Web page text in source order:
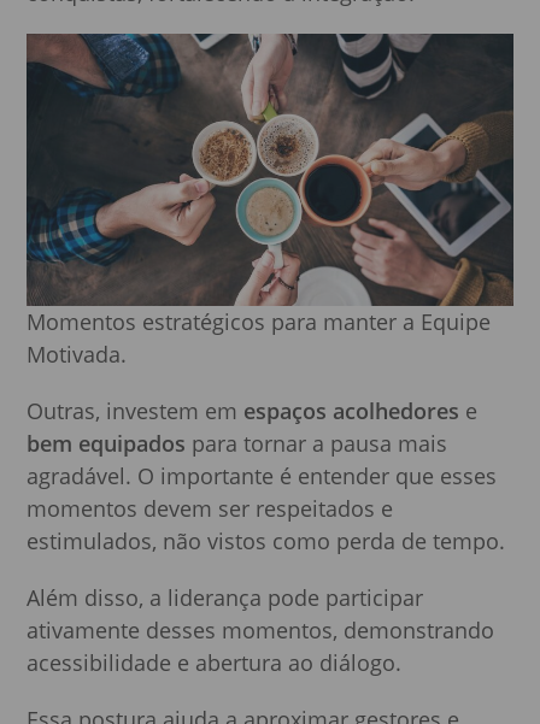
Momentos estratégicos para manter a Equipe
Motivada.
Outras, investem em espaços acolhedores e
bem equipados para tornar a pausa mais
agradável. O importante é entender que esses
momentos devem ser respeitados e
estimulados, não vistos como perda de tempo.
Além disso, a liderança pode participar
ativamente desses momentos, demonstrando
acessibilidade e abertura ao diálogo.